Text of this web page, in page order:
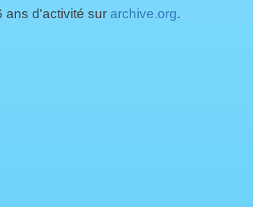
ans d'activité sur archive.org.